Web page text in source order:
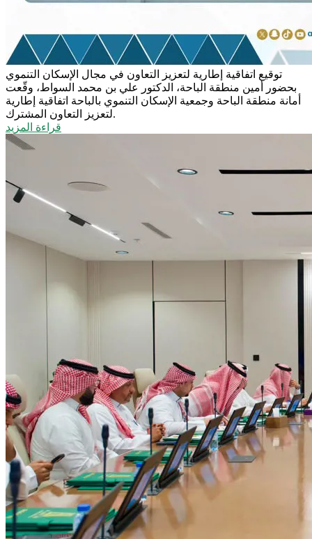
توقيع اتفاقية إطارية لتعزيز التعاون في مجال الإسكان التنموي
بحضور أمين منطقة الباحة، الدكتور علي بن محمد السواط، وقّعت
أمانة منطقة الباحة وجمعية الإسكان التنموي بالباحة اتفاقية إطارية
لتعزيز التعاون المشترك.
قراءة المزيد